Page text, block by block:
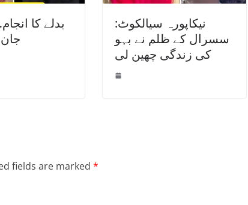
بدلے کا
نیکاپورہ سیالکوٹ:
سسرال کے ظلم نے بہو
کی زندگی چھین لی
fields are marked *